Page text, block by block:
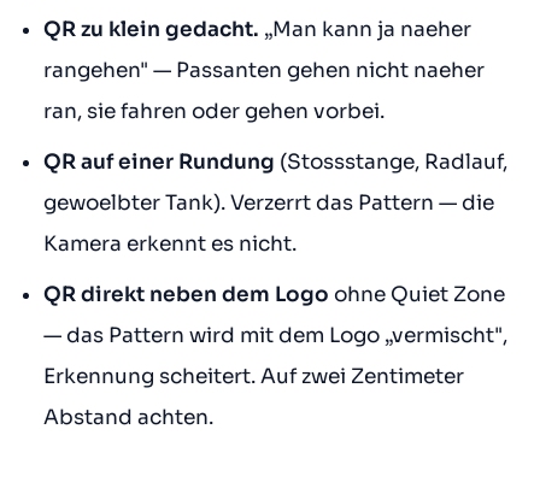
QR zu klein gedacht. „Man kann ja naeher
rangehen" — Passanten gehen nicht naeher
ran, sie fahren oder gehen vorbei.
QR auf einer Rundung (Stossstange, Radlauf,
gewoelbter Tank). Verzerrt das Pattern — die
Kamera erkennt es nicht.
QR direkt neben dem Logo ohne Quiet Zone
— das Pattern wird mit dem Logo „vermischt",
Erkennung scheitert. Auf zwei Zentimeter
Abstand achten.